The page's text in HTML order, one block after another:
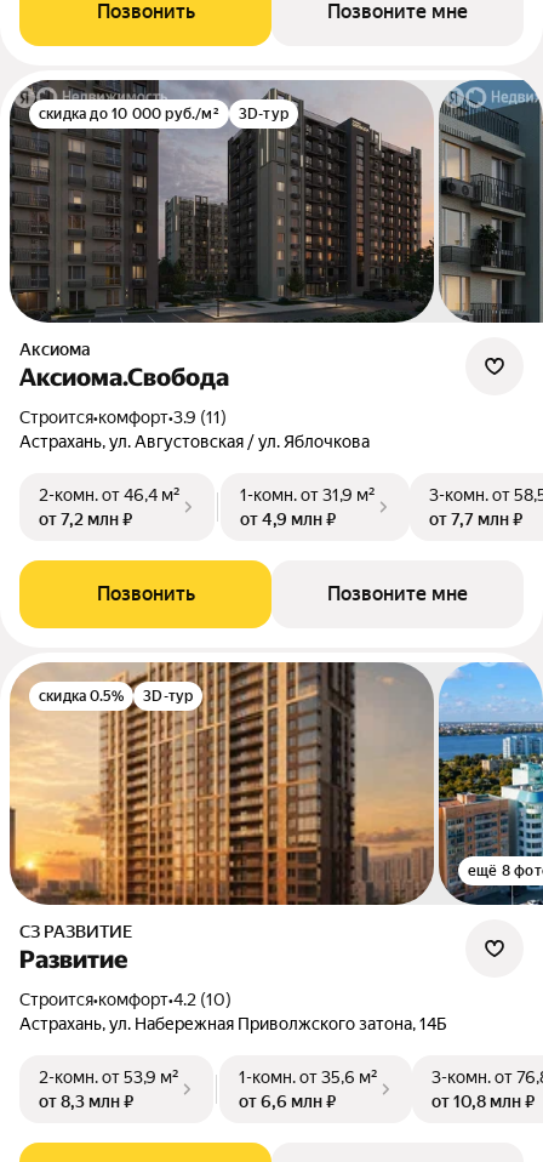
Позвонить Позвоните мне
скидка до 10 000 руб./м² 3D-тур
Аксиома
Аксиома.Свобода
Строится•комфорт•3.9 (11)
Астрахань, ул. Августовская / ул. Яблочкова
2-комн.от 46,4 м²
от 7,2 млн ₽
1-комн.от 31,9 м²
от 4,9 млн ₽
3-комн.от
от 7,7 млн ₽
Позвонить Позвоните мне
скидка 0.5% 3D-тур
ещё 8
СЗ РАЗВИТИЕ
Развитие
Строится•комфорт•4.2 (10)
Астрахань, ул. Набережная Приволжского затона, 14Б
2-комн.от 53,9 м²
от 8,3 млн ₽
1-комн.от 35,6 м²
от 6,6 млн ₽
3-комн.от
от 10,8 млн ₽